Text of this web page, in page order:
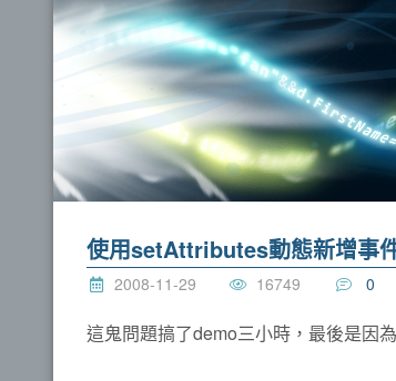
使用setAttributes動態新增事
2008-11-29 16749 0
這鬼問題搞了demo三小時，最後是因